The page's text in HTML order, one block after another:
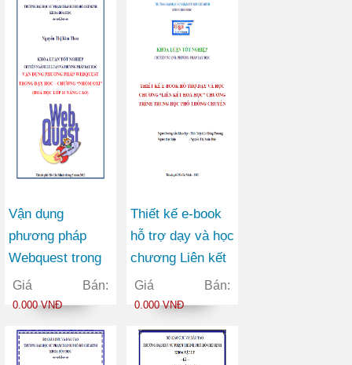
họ Dâu tằm
(Moraceae) và
Viễn chí
(Polygala
japonica Houtt),
họ Viễn chí
(Polygalaceae)
Vận dụng
phương pháp
Webquest trong
dạy học chương
Nhóm oxi (Hóa
cao)
Giá Bán:
0.000 VNĐ
Thiết kế e-book
hỗ trợ dạy và học
chương Liên kết
hoá học chương
trình trung học
Giá Bán:
0.000 VNĐ